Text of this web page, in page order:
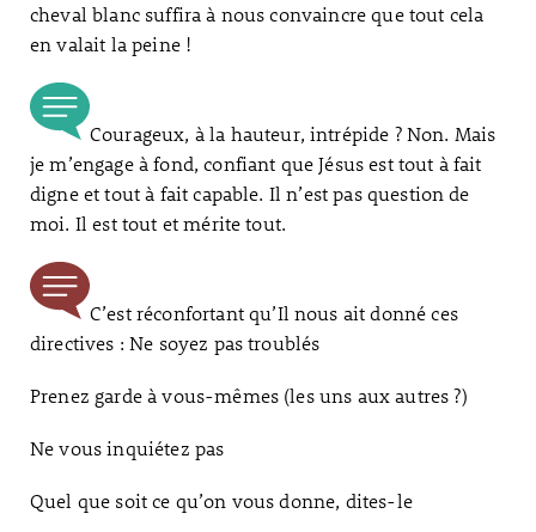
cheval blanc suffira à nous convaincre que tout cela
en valait la peine !
Courageux, à la hauteur, intrépide ? Non. Mais
je m’engage à fond, confiant que Jésus est tout à fait
digne et tout à fait capable. Il n’est pas question de
moi. Il est tout et mérite tout.
C’est réconfortant qu’Il nous ait donné ces
directives : Ne soyez pas troublés
Prenez garde à vous-mêmes (les uns aux autres ?)
Ne vous inquiétez pas
Quel que soit ce qu’on vous donne, dites-le